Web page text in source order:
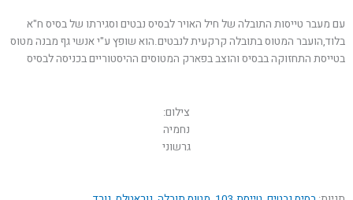
עם מעבר טייסות התובלה של חיל האויר לבסיס נבטים וסגירתו של בסיס ח"א
בלוד,הועבר המטוס בתובלה קרקעית לנבטים.הוא שופץ ע"י אנשי גף מבנה מטוס
בטייסת התחזוקה בבסיס והוצב בפארק המטוסים ההיסטוריים בכניסה לבסיס
צילום:
נחמיה
גרשוני